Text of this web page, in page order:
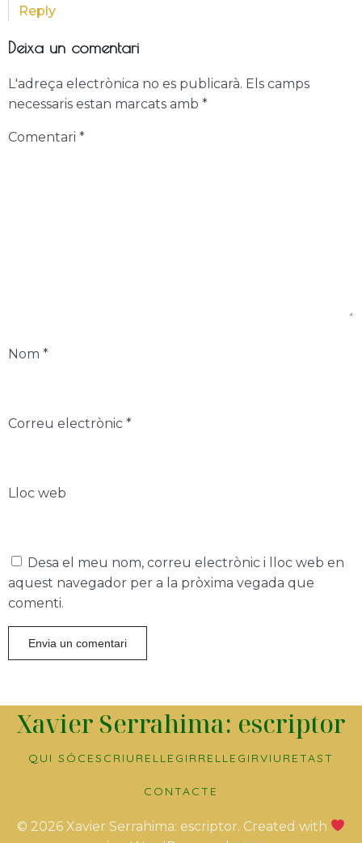
Reply
Deixa un comentari
L'adreça electrònica no es publicarà. Els camps
necessaris estan marcats amb *
Comentari *
Nom *
Correu electrònic *
Lloc web
Desa el meu nom, correu electrònic i lloc web en
aquest navegador per a la pròxima vegada que
comenti.
Xavier Serrahima: escriptor
QUI SÓC ESCRIURE LLEGIR RELLEGIRVIURETAST
CONTACTE
© 2026 Xavier Serrahima: escriptor. Created with